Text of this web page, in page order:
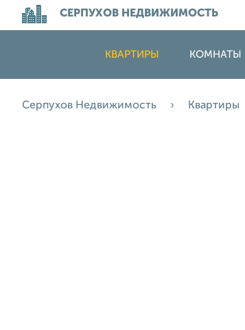
СЕРПУХОВ НЕДВИЖИМОСТЬ
КВАРТИРЫ КОМНАТЫ
Серпухов Недвижимость Квартиры